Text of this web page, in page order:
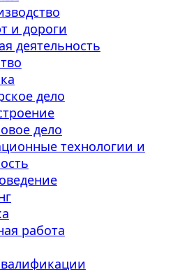
и дороги
деятельность
дело
дело
технологии и
работа